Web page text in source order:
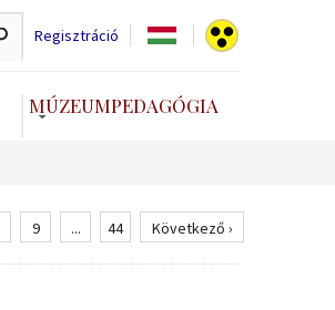
Regisztráció
MÚZEUMPEDAGÓGIA
9 ... 44 Következő ›